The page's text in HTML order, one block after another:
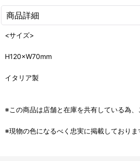
商品詳細
<サイズ>
H120×W70mm
イタリア製
※この商品は店舗と在庫を共有している為
※現物の色になるべく忠実に掲載しており